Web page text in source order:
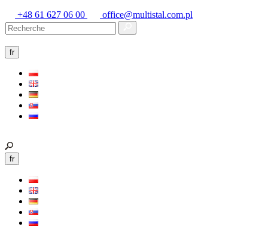
+48 61 627 06 00 office@multistal.com.pl
fr
fr